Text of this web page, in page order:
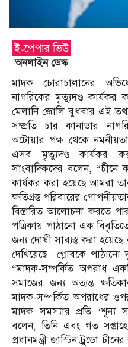
অনলাইন ডেস্ক
মাদক চোরাচালানের
নাগরিকের মৃত্যুদণ্ড কার্যকর
মেলানি জোলি বুধবার এই
সম্প্রতি চার কানাডার
অটোয়ার পক্ষ থেকে
এসব মৃত্যুদণ্ড কার্যকর
সাংবাদিকদের বলেন, “চীনে
কার্যকর করা হয়েছে আমরা
ক্ষতিগ্রস্ত পরিবারের
বিস্তারিত আলোচনা করতে
পত্রিকায় পাঠানো এক
জন্য দোষী সাব্যস্ত করা হয়েছে
দেখিয়েছে। গ্লোবকে
“মাদক-সম্পর্কিত অপরাধ
সমাজের জন্য অত্যন্ত
মাদক-সম্পর্কিত অপরাধের
মাদক সমস্যার প্রতি ‘শূন্য
বলেন, তিনি এবং গত
প্রধানমন্ত্রী জাস্টিন ট্রুডো